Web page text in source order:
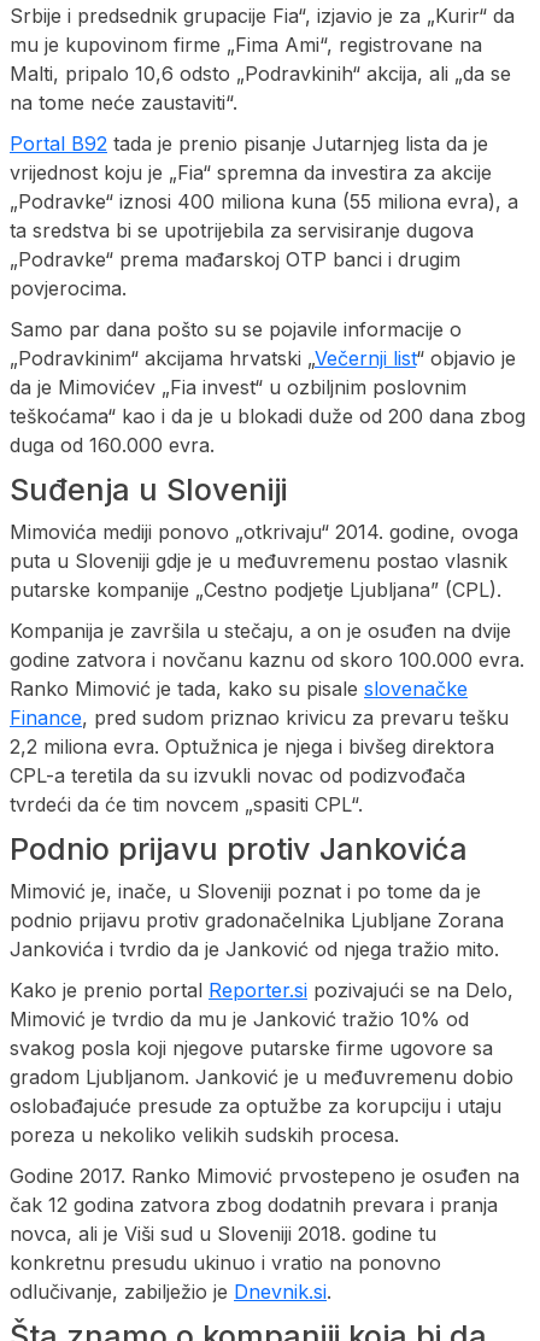
Srbije i predsednik grupacije Fia“, izjavio je za „Kurir“ da
mu je kupovinom firme „Fima Ami“, registrovane na
Malti, pripalo 10,6 odsto „Podravkinih“ akcija, ali „da se
na tome neće zaustaviti“.
Portal B92 tada je prenio pisanje Jutarnjeg lista da je
vrijednost koju je „Fia“ spremna da investira za akcije
„Podravke“ iznosi 400 miliona kuna (55 miliona evra), a
ta sredstva bi se upotrijebila za servisiranje dugova
„Podravke“ prema mađarskoj OTP banci i drugim
povjerocima.
Samo par dana pošto su se pojavile informacije o
„Podravkinim“ akcijama hrvatski „Večernji list“ objavio je
da je Mimovićev „Fia invest“ u ozbiljnim poslovnim
teškoćama“ kao i da je u blokadi duže od 200 dana zbog
duga od 160.000 evra.
Suđenja u Sloveniji
Mimovića mediji ponovo „otkrivaju“ 2014. godine, ovoga
puta u Sloveniji gdje je u međuvremenu postao vlasnik
putarske kompanije „Cestno podjetje Ljubljana” (CPL).
Kompanija je završila u stečaju, a on je osuđen na dvije
godine zatvora i novčanu kaznu od skoro 100.000 evra.
Ranko Mimović je tada, kako su pisale slovenačke
Finance, pred sudom priznao krivicu za prevaru tešku
2,2 miliona evra. Optužnica je njega i bivšeg direktora
CPL-a teretila da su izvukli novac od podizvođača
tvrdeći da će tim novcem „spasiti CPL“.
Podnio prijavu protiv Jankovića
Mimović je, inače, u Sloveniji poznat i po tome da je
podnio prijavu protiv gradonačelnika Ljubljane Zorana
Jankovića i tvrdio da je Janković od njega tražio mito.
Kako je prenio portal Reporter.si pozivajući se na Delo,
Mimović je tvrdio da mu je Janković tražio 10% od
svakog posla koji njegove putarske firme ugovore sa
gradom Ljubljanom. Janković je u međuvremenu dobio
oslobađajuće presude za optužbe za korupciju i utaju
poreza u nekoliko velikih sudskih procesa.
Godine 2017. Ranko Mimović prvostepeno je osuđen na
čak 12 godina zatvora zbog dodatnih prevara i pranja
novca, ali je Viši sud u Sloveniji 2018. godine tu
konkretnu presudu ukinuo i vratio na ponovno
odlučivanje, zabilježio je Dnevnik.si.